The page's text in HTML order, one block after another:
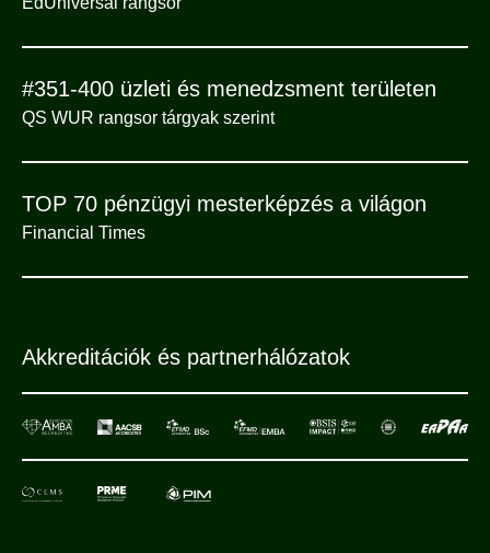
#351-400 üzleti és menedzsment területen
QS WUR rangsor tárgyak szerint
TOP 70 pénzügyi mesterképzés a világon
Financial Times
Akkreditációk és partnerhálózatok